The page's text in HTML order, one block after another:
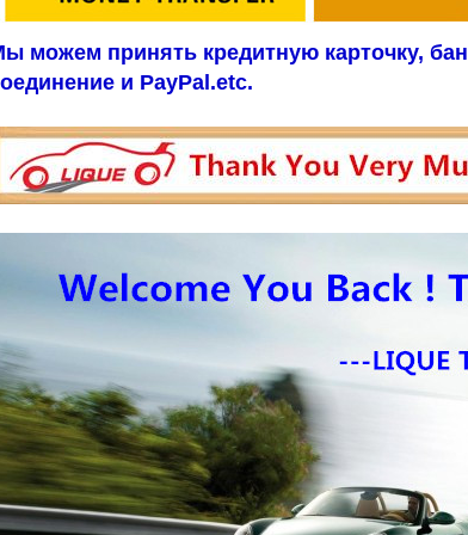
можем принять кредитную карточку,
и PayPal.etc.